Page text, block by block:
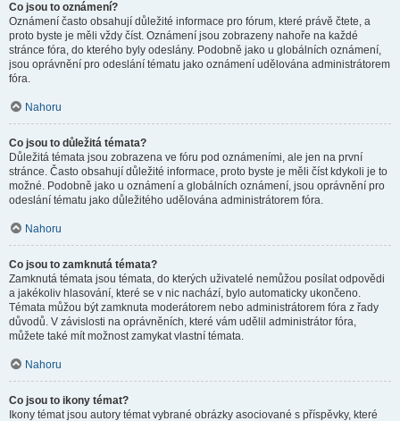
Co jsou to oznámení?
Oznámení často obsahují důležité informace pro fórum, které právě čtete, a
proto byste je měli vždy číst. Oznámení jsou zobrazeny nahoře na každé
stránce fóra, do kterého byly odeslány. Podobně jako u globálních oznámení,
jsou oprávnění pro odeslání tématu jako oznámení udělována administrátorem
fóra.
Nahoru
Co jsou to důležitá témata?
Důležitá témata jsou zobrazena ve fóru pod oznámeními, ale jen na první
stránce. Často obsahují důležité informace, proto byste je měli číst kdykoli je to
možné. Podobně jako u oznámení a globálních oznámení, jsou oprávnění pro
odeslání tématu jako důležitého udělována administrátorem fóra.
Nahoru
Co jsou to zamknutá témata?
Zamknutá témata jsou témata, do kterých uživatelé nemůžou posílat odpovědi
a jakékoliv hlasování, které se v nic nachází, bylo automaticky ukončeno.
Témata můžou být zamknuta moderátorem nebo administrátorem fóra z řady
důvodů. V závislosti na oprávněních, které vám udělil administrátor fóra,
můžete také mít možnost zamykat vlastní témata.
Nahoru
Co jsou to ikony témat?
Ikony témat jsou autory témat vybrané obrázky asociované s příspěvky, které